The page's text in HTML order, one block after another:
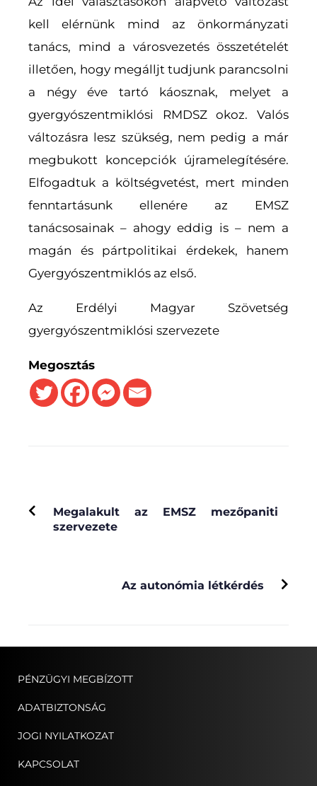
kell elérnünk mind az önkormányzati
tanács, mind a városvezetés összetételét
illetően, hogy megálljt tudjunk parancsolni
a négy éve tartó káosznak, melyet a
gyergyószentmiklósi RMDSZ okoz. Valós
változásra lesz szükség, nem pedig a már
megbukott koncepciók újramelegítésére.
Elfogadtuk a költségvetést, mert minden
fenntartásunk ellenére az EMSZ
tanácsosainak – ahogy eddig is – nem a
magán és pártpolitikai érdekek, hanem
Gyergyószentmiklós az első.
Az Erdélyi Magyar Szövetség
gyergyószentmiklósi szervezete
Megosztás
Megalakult az EMSZ mezőpaniti
szervezete
Az autonómia létkérdés
PÉNZÜGYI MEGBÍZOTT
ADATBIZTONSÁG
JOGI NYILATKOZAT
KAPCSOLAT